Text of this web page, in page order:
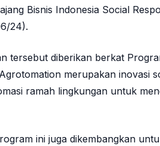
Bisnis Indonesia Social
24).
tersebut diberikan berkat
merupakan inovasi
ramah lingkungan untuk
ini juga dikembangkan